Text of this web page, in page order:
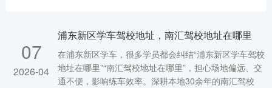
07
2026-04
浦东新区学车驾校地址，南汇驾校地址在哪里
在浦东新区学车，很多学员都会纠结“浦东新区学车驾校
地址在哪里”“南汇驾校地址在哪里”，担心场地偏远、交
通不便，影响练车效率。深耕本地30余年的南汇驾校